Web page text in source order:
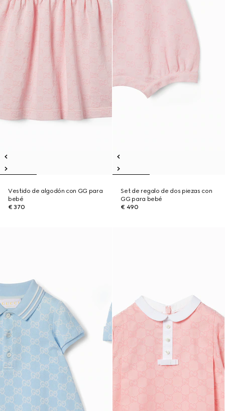
Vestido de algodón con GG para
bebé
€ 370
Set de regalo de dos piezas con
GG para bebé
€ 490